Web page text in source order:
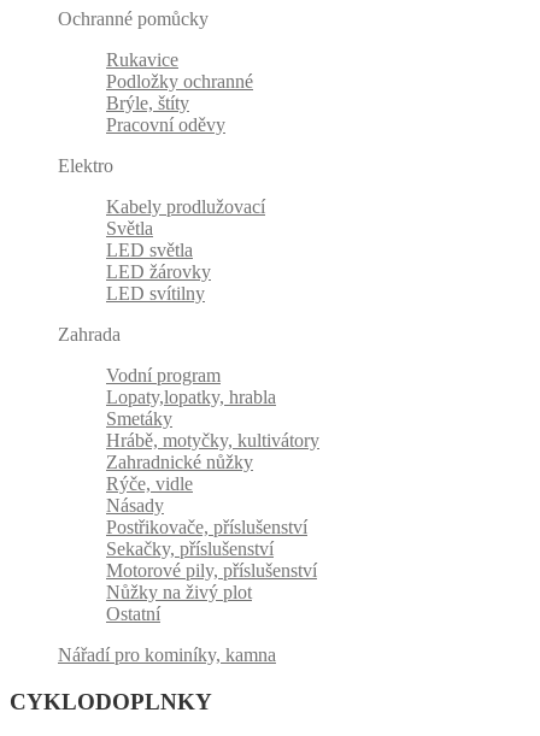
Ochranné pomůcky
Rukavice
Podložky ochranné
Brýle, štíty
Pracovní oděvy
Elektro
Kabely prodlužovací
Světla
LED světla
LED žárovky
LED svítilny
Zahrada
Vodní program
Lopaty,lopatky, hrabla
Smetáky
Hrábě, motyčky, kultivátory
Zahradnické nůžky
Rýče, vidle
Násady
Postřikovače, příslušenství
Sekačky, příslušenství
Motorové pily, příslušenství
Nůžky na živý plot
Ostatní
Nářadí pro kominíky, kamna
CYKLODOPLNKY